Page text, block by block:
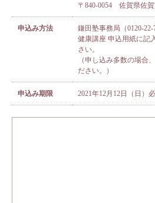
〒840-0054 佐賀県佐賀
申込み方法
鎌田塾事務局（0120-
健康講座 申込用紙に記
さい。
（申し込み多数の場合
ださい。）
申込み期限 2021年12月12日（日）